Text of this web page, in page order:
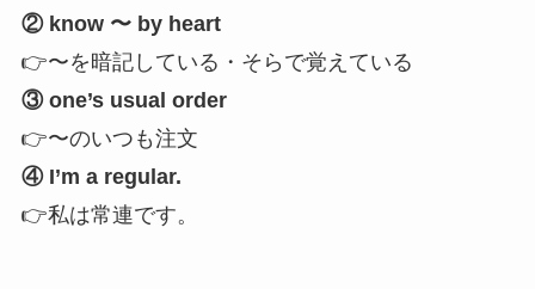
② know 〜 by heart
👉〜を暗記している・そらで覚えている
③ one’s usual order
👉〜のいつも注文
④ I’m a regular.
👉私は常連です。